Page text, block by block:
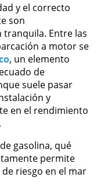
y el correcto
son
tranquila. Entre las
a motor se
, un elemento
de
suele pasar
y
en el rendimiento
gasolina, qué
permite
riesgo en el mar